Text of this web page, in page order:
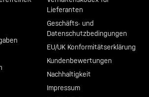
Lieferanten
Geschäfts- und
Datenschutzbedingungen
EU/UK Konformitätserklärung
Kundenbewertungen
Nachhaltigkeit
Impressum